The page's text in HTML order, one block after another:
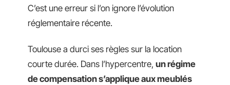
C’est une erreur si l’on ignore l’évolution
réglementaire récente.
Toulouse a durci ses règles sur la location
courte durée. Dans l’hypercentre, un régime
de compensation s’applique aux meublés